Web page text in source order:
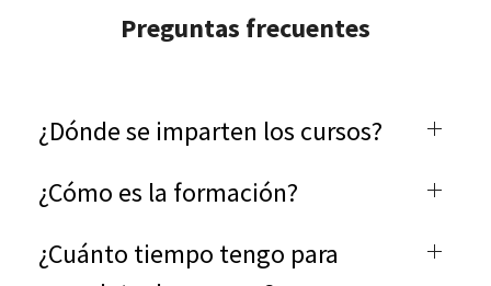
Preguntas frecuentes
¿Dónde se imparten los cursos?
¿Cómo es la formación?
¿Cuánto tiempo tengo para